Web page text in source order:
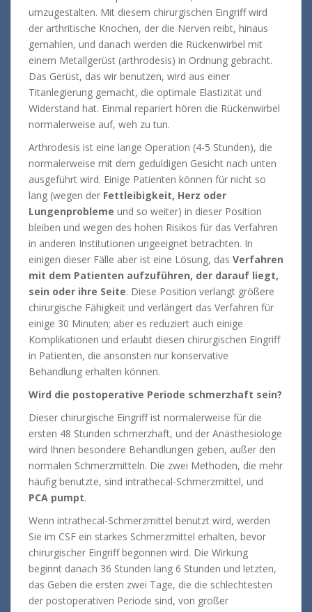
umzugestalten. Mit diesem chirurgischen Eingriff wird
der arthritische Knochen, der die Nerven reibt, hinaus
gemahlen, und danach werden die Rückenwirbel mit
einem Metallgerüst (arthrodesis) in Ordnung gebracht.
Das Gerüst, das wir benutzen, wird aus einer
Titanlegierung gemacht, die optimale Elastizität und
Widerstand hat. Einmal repariert hören die Rückenwirbel
normalerweise auf, weh zu tun.
Arthrodesis ist eine lange Operation (4-5 Stunden), die
normalerweise mit dem geduldigen Gesicht nach unten
ausgeführt wird. Einige Patienten können für nicht so
lang (wegen der Fettleibigkeit, Herz oder
Lungenprobleme und so weiter) in dieser Position
bleiben und wegen des hohen Risikos für das Verfahren
in anderen Institutionen ungeeignet betrachten. In
einigen dieser Fälle aber ist eine Lösung, das Verfahren
mit dem Patienten aufzuführen, der darauf liegt,
sein oder ihre Seite. Diese Position verlangt größere
chirurgische Fähigkeit und verlängert das Verfahren für
einige 30 Minuten; aber es reduziert auch einige
Komplikationen und erlaubt diesen chirurgischen Eingriff
in Patienten, die ansonsten nur konservative
Behandlung erhalten können.
Wird die postoperative Periode schmerzhaft sein?
Dieser chirurgische Eingriff ist normalerweise für die
ersten 48 Stunden schmerzhaft, und der Anästhesiologe
wird Ihnen besondere Behandlungen geben, außer den
normalen Schmerzmitteln. Die zwei Methoden, die mehr
häufig benutzte, sind intrathecal-Schmerzmittel, und
PCA pumpt.
Wenn intrathecal-Schmerzmittel benutzt wird, werden
Sie im CSF ein starkes Schmerzmittel erhalten, bevor
chirurgischer Eingriff begonnen wird. Die Wirkung
beginnt danach 36 Stunden lang 6 Stunden und letzten,
das Geben die ersten zwei Tage, die die schlechtesten
der postoperativen Periode sind, von großer